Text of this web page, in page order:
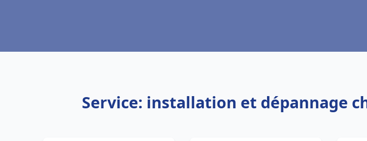
Service: installation et dépannage